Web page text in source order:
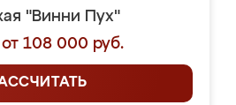
"Винни Пух"
108 000 руб.